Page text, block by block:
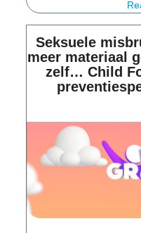
Seksuele
meer materiaal
zelf… Child